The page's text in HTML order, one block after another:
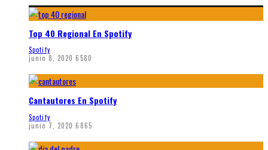
Top 40 Regional En Spotify
Spotify
junio 8, 2020 6580
Cantautores En Spotify
Spotify
junio 7, 2020 6865